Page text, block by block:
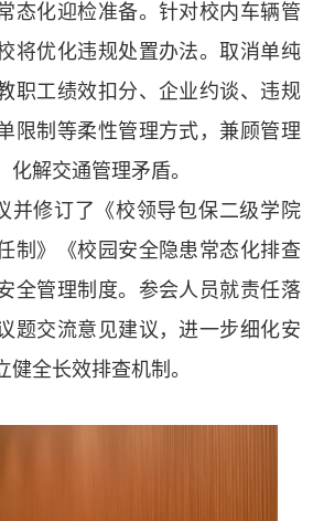
态化迎检准备。针对校内车辆管
将优化违规处置办法。取消单纯
职工绩效扣分、企业约谈、违规
限制等柔性管理方式，兼顾管理
化解交通管理矛盾。
并修订了《校领导包保二级学院
制》《校园安全隐患常态化排查
全管理制度。参会人员就责任落
题交流意见建议，进一步细化安
健全长效排查机制。